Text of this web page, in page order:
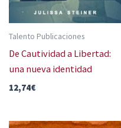
Talento Publicaciones
De Cautividad a Libertad:
una nueva identidad
12,74€